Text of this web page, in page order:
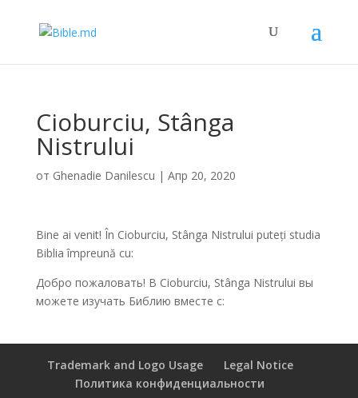
Cioburciu, Stânga
Nistrului
от Ghenadie Danilescu | Апр 20, 2020
Bine ai venit! În Cioburciu, Stânga Nistrului puteți studia
Biblia împreună cu:
Добро пожаловать! В Cioburciu, Stânga Nistrului вы
можете изучать Библию вместе с:
Trademark and Logo Usage
Legal Notice
Политика конфиденциальности